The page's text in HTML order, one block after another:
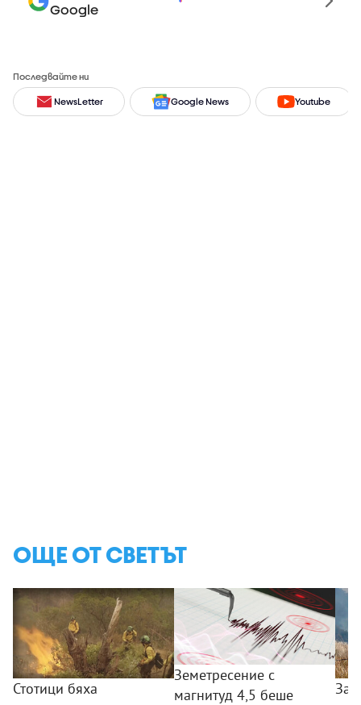
Google
Последвайте ни
NewsLetter Google News Youtube
ОЩЕ ОТ СВЕТЪТ
Стотици бяха
Земетресение с
магнитуд 4,5 беше